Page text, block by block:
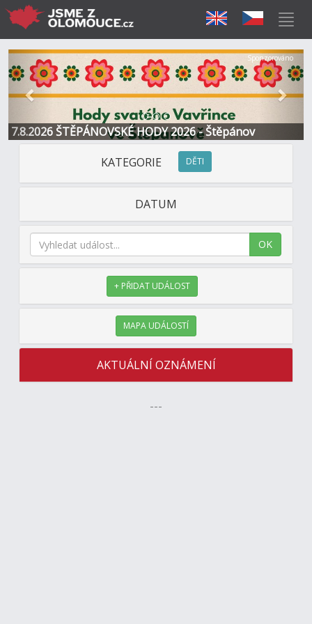
7.8.2026 ŠTĚPÁNOVSKÉ HODY 2026 - Štěpánov
Předchozí Další
Sponzorováno
KATEGORIE DĚTI
DATUM
OK
+ PŘIDAT UDÁLOST
MAPA UDÁLOSTÍ
AKTUÁLNÍ OZNÁMENÍ
---